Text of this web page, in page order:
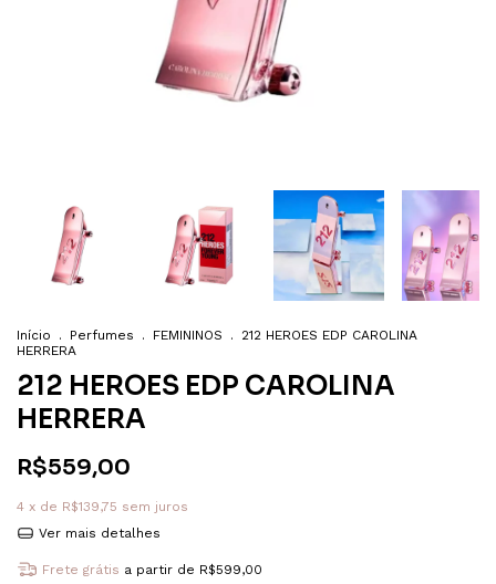
Início . Perfumes . FEMININOS .
212 HEROES EDP CAROLINA
HERRERA
212 HEROES EDP CAROLINA
HERRERA
R$559,00
4 x de R$139,75 sem juros
Ver mais detalhes
Frete grátis a partir de R$599,00